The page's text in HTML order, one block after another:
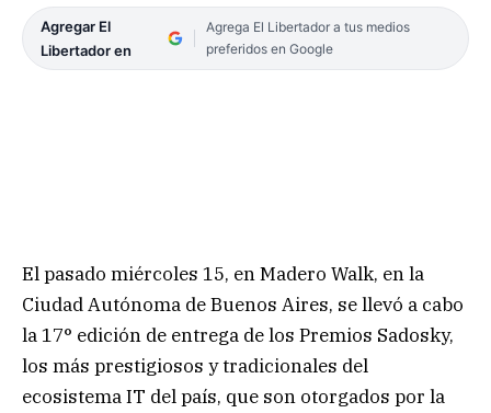
Agregar El
Libertador en
Agrega El Libertador a tus medios
preferidos en Google
El pasado miércoles 15, en Madero Walk, en la
Ciudad Autónoma de Buenos Aires, se llevó a cabo
la 17° edición de entrega de los Premios Sadosky,
los más prestigiosos y tradicionales del
ecosistema IT del país, que son otorgados por la